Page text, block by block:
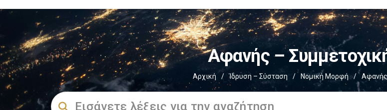
Αφανής –
Αρχική / Ίδρυση – Σύσταση / Νομική Μορφή / Αφανής